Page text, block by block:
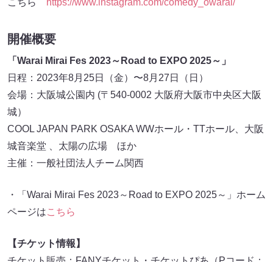
こちら https://www.instagram.com/comedy_owarai/
開催概要
「Warai Mirai Fes 2023～Road to EXPO 2025～」
日程：2023年8月25日（金）〜8月27日（日）
会場：大阪城公園内 (〒540-0002 大阪府大阪市中央区大阪
城）
COOL JAPAN PARK OSAKA WWホール・TTホール、大阪
城音楽堂 、太陽の広場 ほか
主催：一般社団法人チーム関西
・「Warai Mirai Fes 2023～Road to EXPO 2025～」ホーム
ページはこちら
【チケット情報】